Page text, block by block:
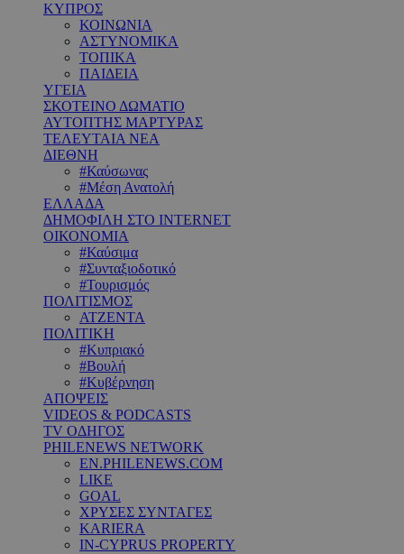
ΚΥΠΡΟΣ
ΚΟΙΝΩΝΙΑ
ΑΣΤΥΝΟΜΙΚΑ
ΤΟΠΙΚΑ
ΠΑΙΔΕΙΑ
ΥΓΕΙΑ
ΣΚΟΤΕΙΝΟ ΔΩΜΑΤΙΟ
ΑΥΤΟΠΤΗΣ ΜΑΡΤΥΡΑΣ
ΤΕΛΕΥΤΑΙΑ ΝΕΑ
ΔΙΕΘΝΗ
#Καύσωνας
#Μέση Ανατολή
ΕΛΛΑΔΑ
ΔΗΜΟΦΙΛΗ ΣΤΟ INTERNET
ΟΙΚΟΝΟΜΙΑ
#Καύσιμα
#Συνταξιοδοτικό
#Τουρισμός
ΠΟΛΙΤΙΣΜΟΣ
ΑΤΖΕΝΤΑ
ΠΟΛΙΤΙΚΗ
#Κυπριακό
#Βουλή
#Κυβέρνηση
ΑΠΟΨΕΙΣ
VIDEOS & PODCASTS
TV ΟΔΗΓΟΣ
PHILENEWS NETWORK
EN.PHILENEWS.COM
LIKE
GOAL
ΧΡΥΣΕΣ ΣΥΝΤΑΓΕΣ
KARIERA
IN-CYPRUS PROPERTY